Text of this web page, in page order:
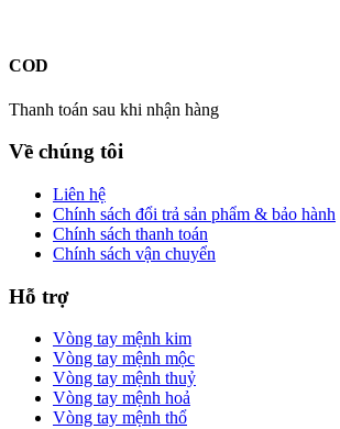
COD
Thanh toán sau khi nhận hàng
Về chúng tôi
Liên hệ
Chính sách đổi trả sản phẩm & bảo hành
Chính sách thanh toán
Chính sách vận chuyển
Hỗ trợ
Vòng tay mệnh kim
Vòng tay mệnh mộc
Vòng tay mệnh thuỷ
Vòng tay mệnh hoả
Vòng tay mệnh thổ